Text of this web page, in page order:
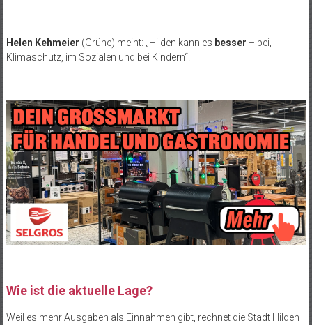
Helen Kehmeier (Grüne) meint: „Hilden kann es besser – bei,
Klimaschutz, im Sozialen und bei Kindern“.
Wie ist die aktuelle Lage?
Weil es mehr Ausgaben als Einnahmen gibt, rechnet die Stadt Hilden